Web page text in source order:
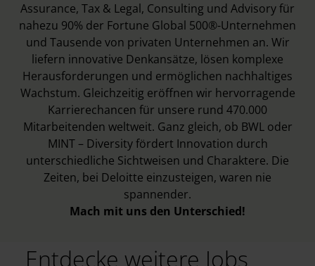
Assurance, Tax & Legal, Consulting und Advisory für
nahezu 90% der Fortune Global 500®-Unternehmen
und Tausende von privaten Unternehmen an. Wir
liefern innovative Denkansätze, lösen komplexe
Herausforderungen und ermöglichen nachhaltiges
Wachstum. Gleichzeitig eröffnen wir hervorragende
Karrierechancen für unsere rund 470.000
Mitarbeitenden weltweit. Ganz gleich, ob BWL oder
MINT – Diversity fördert Innovation durch
unterschiedliche Sichtweisen und Charaktere. Die
Zeiten, bei Deloitte einzusteigen, waren nie
spannender.
Mach mit uns den Unterschied!
Entdecke weitere Jobs